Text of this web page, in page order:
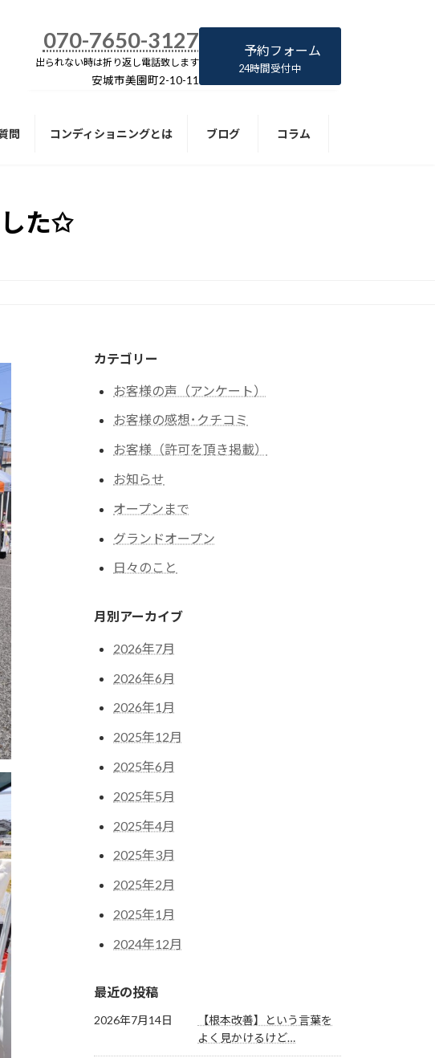
070-7650-3127
出られない時は折り返し電話致します
安城市美園町2-10-11
予約フォーム
24時間受付中
問 コンディショニングとは ブログ コラム
た✩
カテゴリー
お客様の声（アンケート）
お客様の感想･クチコミ
お客様（許可を頂き掲載）
お知らせ
オープンまで
グランドオープン
日々のこと
月別アーカイブ
2026年7月
2026年6月
2026年1月
2025年12月
2025年6月
2025年5月
2025年4月
2025年3月
2025年2月
2025年1月
2024年12月
最近の投稿
2026年7月14日
【根本改善】という言葉を
よく見かけるけど…